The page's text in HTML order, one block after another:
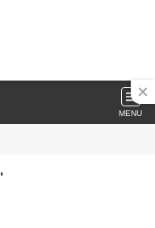
MENU